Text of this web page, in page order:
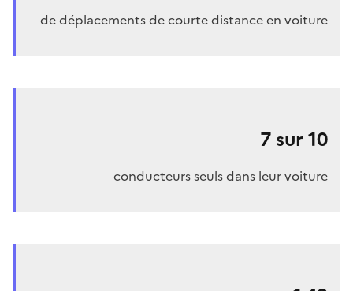
de déplacements de courte distance en voiture
7 sur 10
conducteurs seuls dans leur voiture